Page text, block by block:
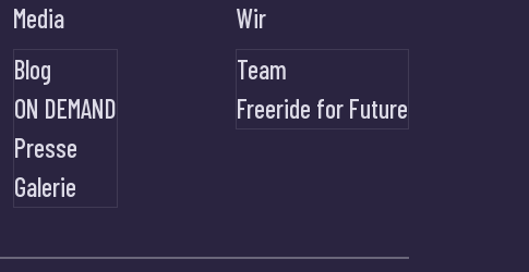
Media
Blog
ON DEMAND
Presse
Galerie
Wir
Team
Freeride for Future